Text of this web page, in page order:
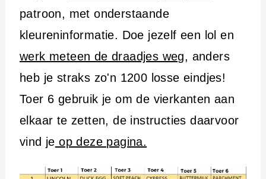
patroon, met onderstaande
kleureninformatie. Doe jezelf een lol en
werk meteen de draadjes weg, anders
heb je straks zo'n 1200 losse eindjes!
Toer 6 gebruik je om de vierkanten aan
elkaar te zetten, de instructies daarvoor
vind je op deze pagina.